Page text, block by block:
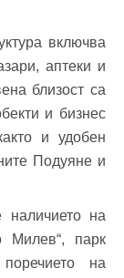
включва
аптеки и
близост са
и бизнес
и удобен
Подуяне и
наличието на
Милев“, парк
на